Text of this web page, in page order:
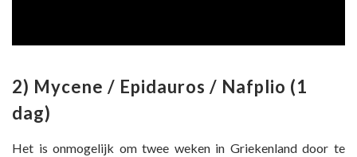
2) Mycene / Epidauros / Nafplio (1
dag)
Het is onmogelijk om twee weken in Griekenland door te